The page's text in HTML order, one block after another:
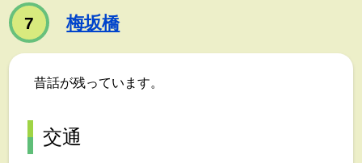
7 梅坂橋
昔話が残っています。
交通